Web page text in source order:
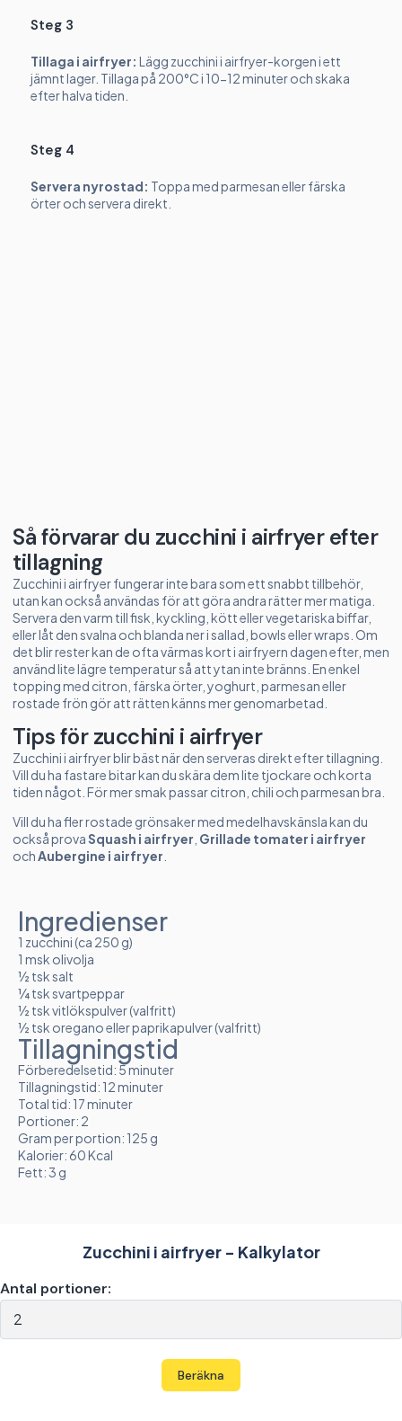
Steg 3
Tillaga i airfryer: Lägg zucchini i airfryer-korgen i ett
jämnt lager. Tillaga på 200°C i 10-12 minuter och skaka
efter halva tiden.
Steg 4
Servera nyrostad: Toppa med parmesan eller färska
örter och servera direkt.
Så förvarar du zucchini i airfryer efter
tillagning
Zucchini i airfryer fungerar inte bara som ett snabbt tillbehör,
utan kan också användas för att göra andra rätter mer matiga.
Servera den varm till fisk, kyckling, kött eller vegetariska biffar,
eller låt den svalna och blanda ner i sallad, bowls eller wraps. Om
det blir rester kan de ofta värmas kort i airfryern dagen efter, men
använd lite lägre temperatur så att ytan inte bränns. En enkel
topping med citron, färska örter, yoghurt, parmesan eller
rostade frön gör att rätten känns mer genomarbetad.
Tips för zucchini i airfryer
Zucchini i airfryer blir bäst när den serveras direkt efter tillagning.
Vill du ha fastare bitar kan du skära dem lite tjockare och korta
tiden något. För mer smak passar citron, chili och parmesan bra.
Vill du ha fler rostade grönsaker med medelhavskänsla kan du
också provaSquash i airfryer Grillade tomater i airfryer
ochAubergine i airfryer
Ingredienser
1 zucchini (ca 250 g)
1 msk olivolja
½ tsk salt
¼ tsk svartpeppar
½ tsk vitlökspulver (valfritt)
½ tsk oregano eller paprikapulver (valfritt)
Tillagningstid
Förberedelsetid: 5 minuter
Tillagningstid: 12 minuter
Total tid: 17 minuter
Portioner: 2
Gram per portion: 125 g
Kalorier: 60 Kcal
Fett: 3 g
Zucchini i airfryer - Kalkylator
Antal portioner:
Beräkna